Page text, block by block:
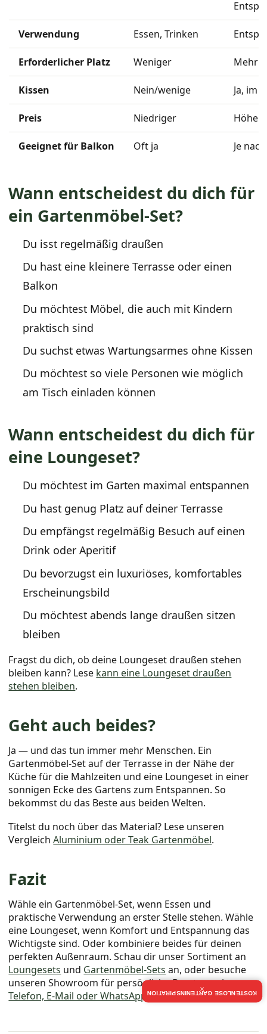
Verwendung Essen, Trinken
Erforderlicher Platz Weniger Mehr
Kissen Nein/wenige Ja, im
Preis Niedriger Höher
Geeignet für Balkon Oft ja Je
Wann entscheidest du dich für
ein Gartenmöbel-Set?
Du isst regelmäßig draußen
Du hast eine kleinere Terrasse oder einen
Balkon
Du möchtest Möbel, die auch mit Kindern
praktisch sind
Du suchst etwas Wartungsarmes ohne Kissen
Du möchtest so viele Personen wie möglich
am Tisch einladen können
Wann entscheidest du dich für
eine Loungeset?
Du möchtest im Garten maximal entspannen
Du hast genug Platz auf deiner Terrasse
Du empfängst regelmäßig Besuch auf einen
Drink oder Aperitif
Du bevorzugst ein luxuriöses, komfortables
Erscheinungsbild
Du möchtest abends lange draußen sitzen
bleiben
Fragst du dich, ob deine Loungeset draußen stehen
bleiben kann? Lese kann eine Loungeset draußen
stehen bleiben.
Geht auch beides?
Ja — und das tun immer mehr Menschen. Ein
Gartenmöbel-Set auf der Terrasse in der Nähe der
Küche für die Mahlzeiten und eine Loungeset in einer
sonnigen Ecke des Gartens zum Entspannen. So
bekommst du das Beste aus beiden Welten.
Titelst du noch über das Material? Lese unseren
VergleichAluminium oder Teak Gartenmöbel.
Fazit
Wähle ein Gartenmöbel-Set, wenn Essen und
praktische Verwendung an erster Stelle stehen. Wähle
eine Loungeset, wenn Komfort und Entspannung das
Wichtigste sind. Oder kombiniere beides für deinen
perfekten Außenraum. Schau dir unser Sortiment an
Loungesets und Gartenmöbel-Sets an, oder besuche
unseren Showroom für persönliche Beratung via
Telefon, E-Mail oder WhatsApp .KOSTENLOSE GARTENINSPIRATION
×